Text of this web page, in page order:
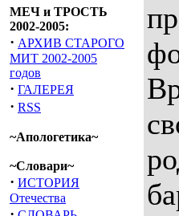
МЕЧ и ТРОСТЬ
2002-2005:
· АРХИВ СТАРОГО
МИТ 2002-2005
годов
· ГАЛЕРЕЯ
· RSS
~Апологетика~
~Словари~
· ИСТОРИЯ
Отечества